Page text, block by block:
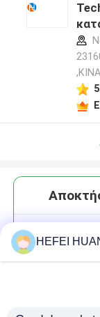
,ΚΙΝΑ
HEFEI